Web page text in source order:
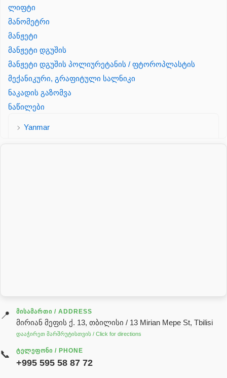
ლიფტი
მანომეტრი
მანჟეტი
მანჟეტი დგუშის
მანჟეტი დგუშის პოლიურეტანის / ფტოროპლასტის
მექანიკური, გრაფიტული სალნიკი
ნაკადის გაზომვა
ნაწილები
Yanmar
გადაცემათა კოლოფის ზეთი( კარობკის ზეთი)
ძრავის ზეთი
ჰიდრავლიკის ზეთი
реек
📍 ᲛᲘᲡᲐᲛᲐᲠᲗᲘ / ADDRESS
მირიან მეფის ქ. 13, თბილისი / 13 Mirian Mepe St, Tbilisi
დააჭირეთ მარშრუტისთვის / Click for directions
📞 ᲢᲔᲚᲔᲤᲝᲜᲘ / PHONE
+995 595 58 87 72